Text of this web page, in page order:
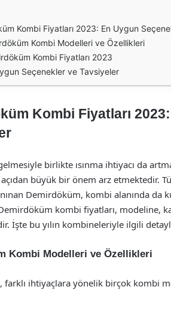
Kombi Fiyatları 2023: En Uygun
Kombi Modelleri ve Özellikleri
Kombi Fiyatları 2023
Seçenekler ve Tavsiyeler
Kombi Fiyatları
gelmesiyle birlikte ısınma ihtiyacı da
büyük bir önem arz etmektedir.
Demirdöküm, kombi alanında da
Demirdöküm kombi fiyatları,
İşte bu yılın kombineleriyle ilgili
Kombi Modelleri ve Özellikleri
ihtiyaçlara yönelik birçok kombi